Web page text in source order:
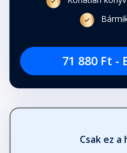
71 880 Ft -
Csak ez